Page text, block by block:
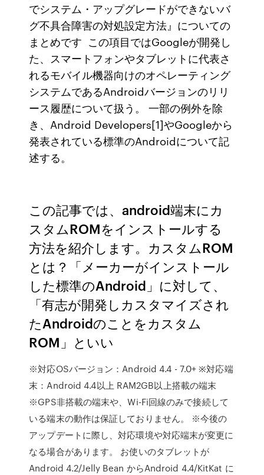
でシステム・アップグレードができないバ
グ不具合障害の対処設定方法』についての
まとめです この項目ではGoogleが開発し
た、スマートフォンやタブレットに代表さ
れるモバイル機器向けのオペレーティング
システムであるAndroidバージョンのリリ
ース履歴について扱う。 一部の例外を除
き、Android Developers[1]やGoogleから
発表されている標準のAndroidについて記
述する。
この記事では、android端末にカ
スタムROMをインストールする
方法を紹介します。カスタムROM
とは？「メーカーがインストール
した標準のAndroid」に対して、
「有志が開発しカスタマイズされ
たAndroidのことをカスタム
ROM」といい
※対応OSバージョン：Android 4.4 - 7.0+ ※対応端
末：Android 4.4以上 RAM2GB以上搭載の端末
※GPS非搭載の端末や、Wi-Fi回線のみで接続して
いる端末の動作は保証しておりません。 ※今後の
アップデートに際し、対応環境や対応端末が変更に
なる場合があります。 お使いのタブレットが
Android 4.2/Jelly Bean からAndroid 4.4/KitKat に